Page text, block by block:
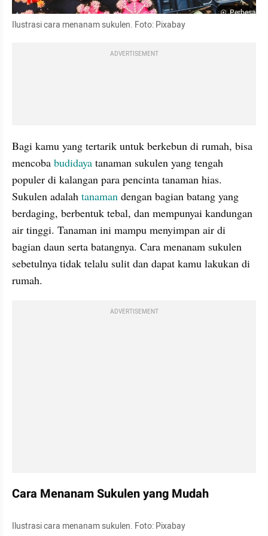
Perbesar
Ilustrasi cara menanam sukulen. Foto: Pixabay
ADVERTISEMENT
Bagi kamu yang tertarik untuk berkebun di rumah, bisa
mencoba budidaya tanaman sukulen yang tengah
populer di kalangan para pencinta tanaman hias.
Sukulen adalah tanaman dengan bagian batang yang
berdaging, berbentuk tebal, dan mempunyai kandungan
air tinggi. Tanaman ini mampu menyimpan air di
bagian daun serta batangnya. Cara menanam sukulen
sebetulnya tidak telalu sulit dan dapat kamu lakukan di
rumah.
ADVERTISEMENT
Cara Menanam Sukulen yang Mudah
Ilustrasi cara menanam sukulen. Foto: Pixabay